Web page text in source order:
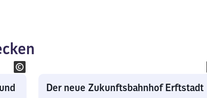
Der neue Zukunftsbahnhof Erftstadt